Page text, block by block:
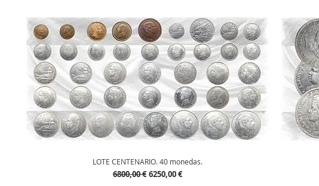
Vista rápida
LOTE CENTENARIO. 40 monedas.
Precio
6800,00 € Precio de oferta
6250,00 €